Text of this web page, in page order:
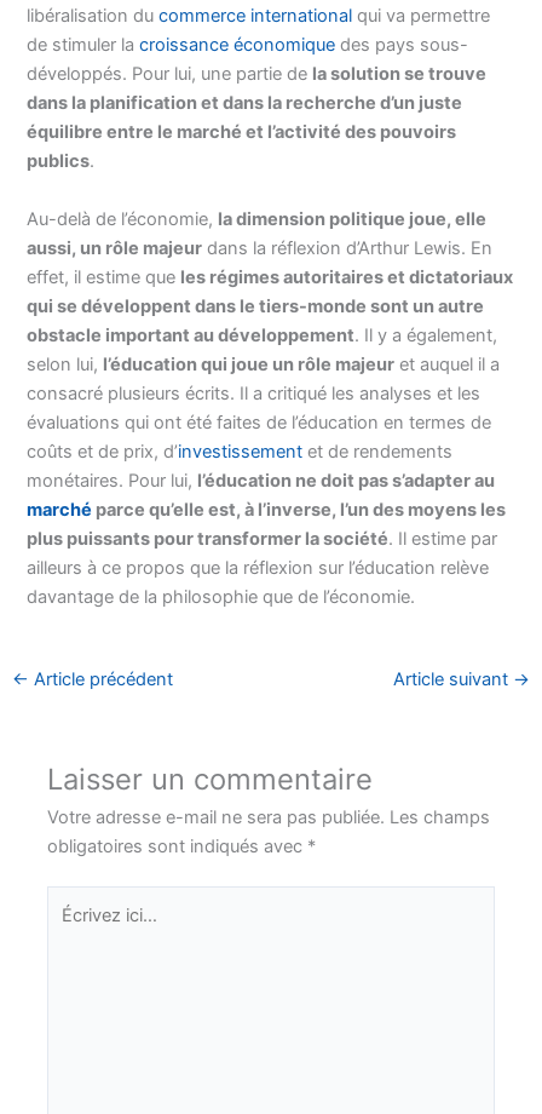
libéralisation ducommerce international qui va permettre
de stimuler lacroissance économique des pays sous-
développés. Pour lui, une partie de la solution se trouve
dans la planification et dans la recherche d’un juste
équilibre entre le marché et l’activité des pouvoirs
publics.
Au-delà de l’économie, la dimension politique joue, elle
aussi, un rôle majeur dans la réflexion d’Arthur Lewis. En
effet, il estime que les régimes autoritaires et dictatoriaux
qui se développent dans le tiers-monde sont un autre
obstacle important au développement. Il y a également,
selon lui, l’éducation qui joue un rôle majeur et auquel il a
consacré plusieurs écrits. Il a critiqué les analyses et les
évaluations qui ont été faites de l’éducation en termes de
coûts et de prix, d’investissement et de rendements
monétaires. Pour lui, l’éducation ne doit pas s’adapter au
marché parce qu’elle est, à l’inverse, l’un des moyens les
plus puissants pour transformer la société. Il estime par
ailleurs à ce propos que la réflexion sur l’éducation relève
davantage de la philosophie que de l’économie.
← Article précédent Article suivant →
Laisser un commentaire
Votre adresse e-mail ne sera pas publiée. Les champs
obligatoires sont indiqués avec *
Écrivez